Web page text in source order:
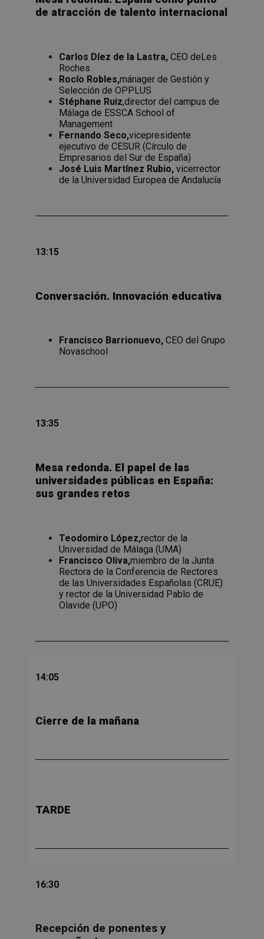
de atracción de talento internacional
Carlos Díez de la Lastra, CEO deLes
Roches
Rocío Robles,mánager de Gestión y
Selección de OPPLUS
Stéphane Ruiz,director del campus de
Málaga de ESSCA School of
Management
Fernando Seco,vicepresidente
ejecutivo de CESUR (Círculo de
Empresarios del Sur de España)
José Luis Martínez Rubio, vicerrector
de la Universidad Europea de Andalucía
13:15
Conversación. Innovación educativa
Francisco Barrionuevo, CEO del Grupo
Novaschool
13:35
Mesa redonda. El papel de las
universidades públicas en España:
sus grandes retos
Teodomiro López,rector de la
Universidad de Málaga (UMA)
Francisco Oliva,miembro de la Junta
Rectora de la Conferencia de Rectores
de las Universidades Españolas (CRUE)
y rector de la Universidad Pablo de
Olavide (UPO)
14:05
Cierre de la mañana
TARDE
16:30
Recepción de ponentes y